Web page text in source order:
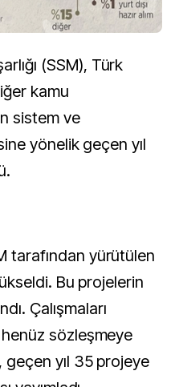
(SSM), Türk
kamu
sistem ve
yönelik geçen yıl
tarafından yürütülen
Bu projelerin
Çalışmaları
sözleşmeye
geçen yıl 35 projeye